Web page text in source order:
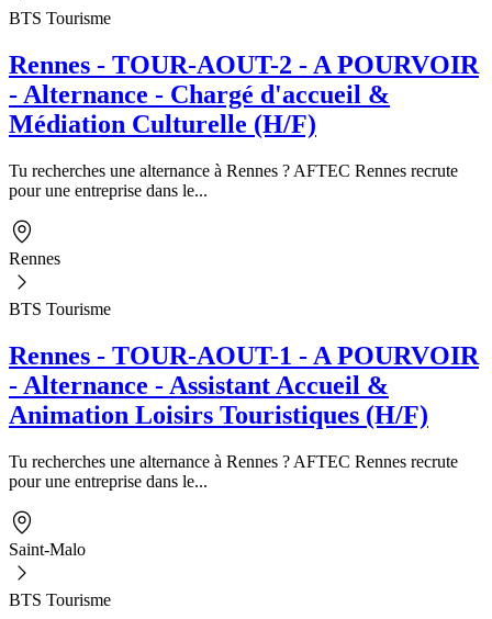
BTS Tourisme
Rennes - TOUR-AOUT-2 - A POURVOIR
- Alternance - Chargé d'accueil &
Médiation Culturelle (H/F)
Tu recherches une alternance à Rennes ? AFTEC Rennes recrute
pour une entreprise dans le...
Rennes
BTS Tourisme
Rennes - TOUR-AOUT-1 - A POURVOIR
- Alternance - Assistant Accueil &
Animation Loisirs Touristiques (H/F)
Tu recherches une alternance à Rennes ? AFTEC Rennes recrute
pour une entreprise dans le...
Saint-Malo
BTS Tourisme